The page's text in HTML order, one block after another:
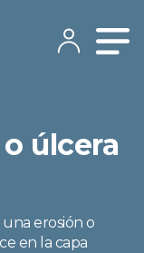
úlcera
una erosión o
en la capa